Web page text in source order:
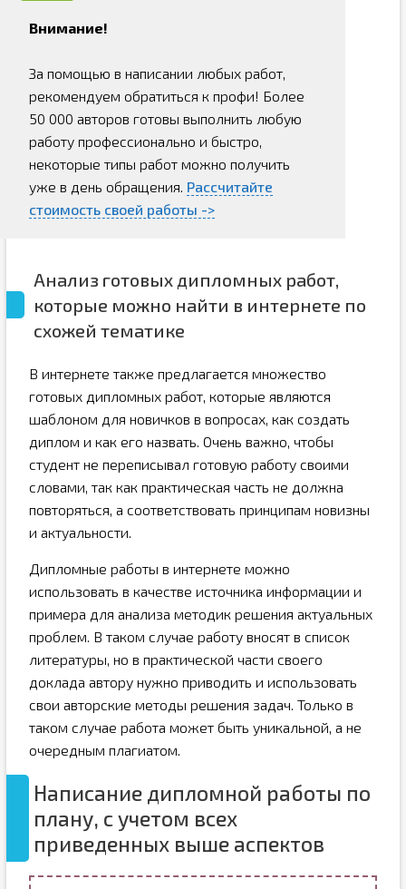
Внимание!
За помощью в написании любых работ,
рекомендуем обратиться к профи! Более
50 000 авторов готовы выполнить любую
работу профессионально и быстро,
некоторые типы работ можно получить
уже в день обращения. Рассчитайте
стоимость своей работы ->
Анализ готовых дипломных работ,
которые можно найти в интернете по
схожей тематике
В интернете также предлагается множество
готовых дипломных работ, которые являются
шаблоном для новичков в вопросах, как создать
диплом и как его назвать. Очень важно, чтобы
студент не переписывал готовую работу своими
словами, так как практическая часть не должна
повторяться, а соответствовать принципам новизны
и актуальности.
Дипломные работы в интернете можно
использовать в качестве источника информации и
примера для анализа методик решения актуальных
проблем. В таком случае работу вносят в список
литературы, но в практической части своего
доклада автору нужно приводить и использовать
свои авторские методы решения задач. Только в
таком случае работа может быть уникальной, а не
очередным плагиатом.
Написание дипломной работы по
плану, с учетом всех
приведенных выше аспектов